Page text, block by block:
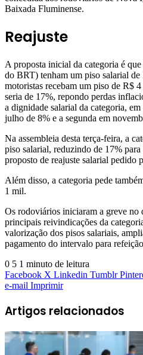
Baixada Fluminense.
Reajuste
A proposta inicial da categoria é
do BRT) tenham um piso salarial
motoristas recebam um piso de R$
seria de 17%, repondo perdas
a dignidade salarial da categoria,
julho de 8% e a segunda em
Na assembleia desta terça-feira, a
piso salarial, reduzindo de 17%
proposto de reajuste salarial pedido
Além disso, a categoria pede
1 mil.
Os rodoviários iniciaram a greve no
principais reivindicações da
valorização dos pisos salariais,
pagamento do intervalo para
0 5 1 minuto de leitura
Facebook X Linkedin Tumblr
e-mail Imprimir
Artigos relacionados